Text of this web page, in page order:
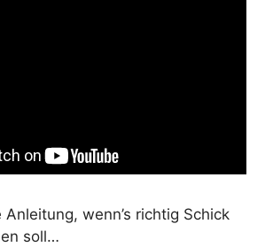
wenn’s richtig Schick
soll…